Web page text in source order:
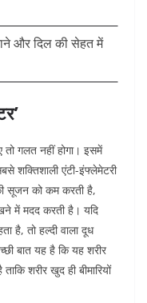
और दिल की सेहत में
तो गलत नहीं होगा। इसमें
शक्तिशाली एंटी-इंफ्लेमेटरी
सूजन को कम करती है,
में मदद करती है। यदि
है, तो हल्दी वाला दूध
बात यह है कि यह शरीर
शरीर खुद ही बीमारियों